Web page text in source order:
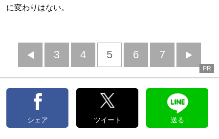
に変わりはない。
前
へ
3 4 5 6 7
へ
PR
シェア ツイート 送る